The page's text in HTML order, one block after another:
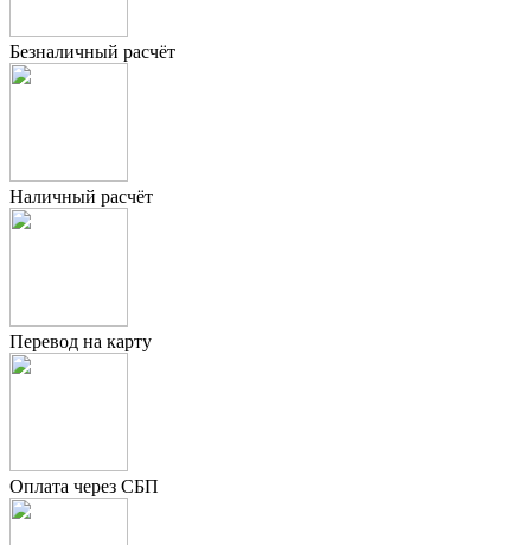
Безналичный расчёт
Наличный расчёт
Перевод на карту
Оплата через СБП